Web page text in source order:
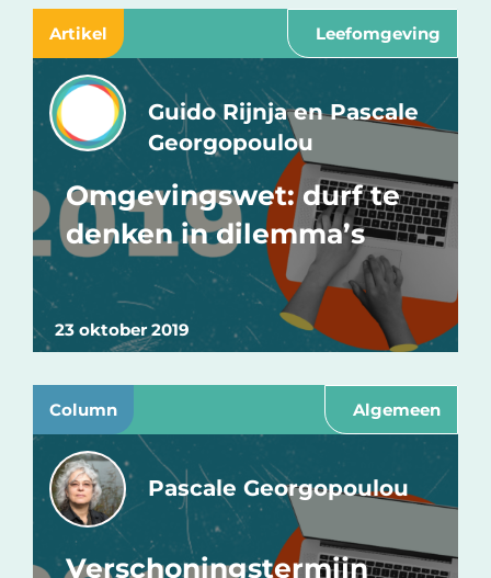
Artikel Leefomgeving
23 oktober 2019
Guido Rijnja en Pascale
Georgopoulou
Omgevingswet: durf te
denken in dilemma’s
Column Algemeen
Pascale Georgopoulou
Verschoningstermijn